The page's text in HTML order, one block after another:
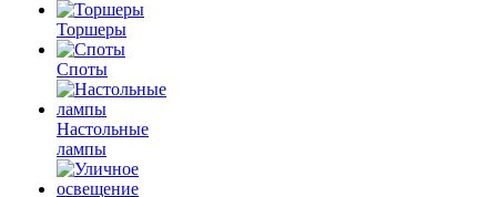
Торшеры
Споты
Настольные
лампы